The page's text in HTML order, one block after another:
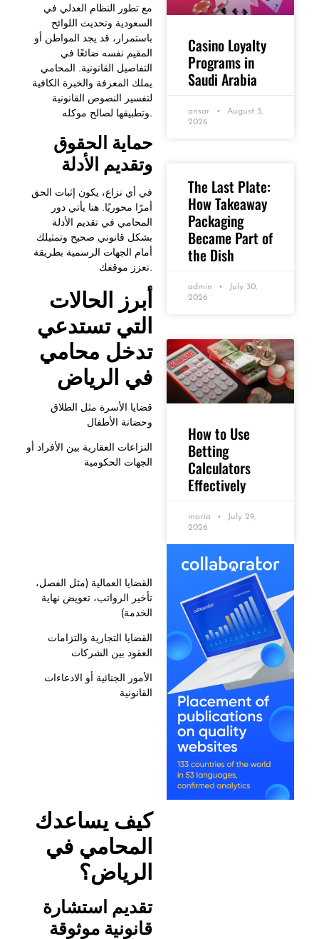
مع تطور النظام العدلي في
السعودية وتحديث اللوائح
باستمرار، قد يجد المواطن أو
المقيم نفسه ضائعًا في
التفاصيل القانونية. المحامي
يملك المعرفة والخبرة الكافية
لتفسير النصوص القانونية
وتطبيقها لصالح موكله.
حماية الحقوق
وتقديم الأدلة
في أي نزاع، يكون إثبات الحق
أمرًا محوريًا. هنا يأتي دور
المحامي في تقديم الأدلة
بشكل قانوني صحيح وتمثيلك
أمام الجهات الرسمية بطريقة
تعزز موقفك.
أبرز الحالات
التيتستدعي
تدخل محامي
في الرياض
قضايا الأسرة مثل الطلاق
وحضانة الأطفال
النزاعات العقارية بين الأفراد أو
الجهات الحكومية
القضايا العمالية (مثل الفصل،
تأخير الرواتب، تعويض نهاية
الخدمة)
القضايا التجارية والتزامات
العقود بين الشركات
الأمور الجنائية أو الادعاءات
القانونية
كيف يساعدك
المحامي في
الرياض؟
تقديم استشارة
قانونيةموثوقة
Casino Loyalty
Programs in
Saudi Arabia
ansar
August 3,
2026
The Last Plate:
How Takeaway
Packaging
Became Part of
the Dish
admin
July 30,
2026
How to Use
Betting
Calculators
Effectively
maria
July 29,
2026